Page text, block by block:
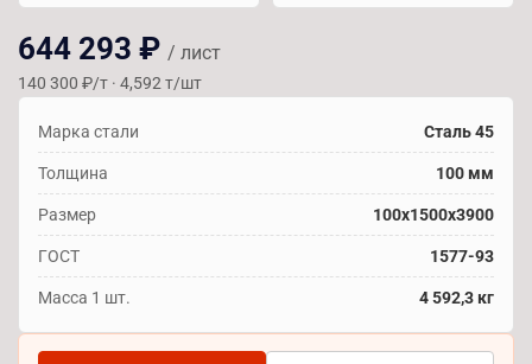
644 293 ₽ / лист
140 300 ₽/т · 4,592 т/шт
Марка стали Сталь 45
Толщина 100 мм
Размер 100х1500х3900
ГОСТ 1577-93
Масса 1 шт. 4 592,3 кг